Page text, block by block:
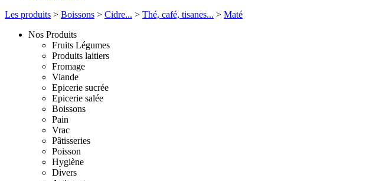
Les produits > Boissons > Cidre... > Thé, café, tisanes... > Maté
Nos Produits
Fruits Légumes
Produits laitiers
Fromage
Viande
Epicerie sucrée
Epicerie salée
Boissons
Pain
Vrac
Pâtisseries
Poisson
Hygiène
Divers